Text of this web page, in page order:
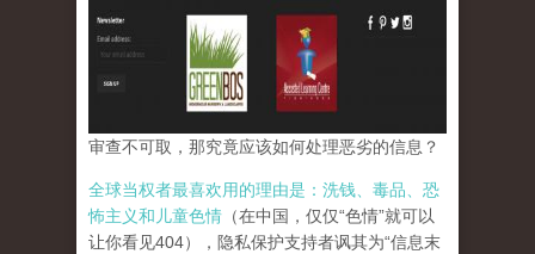
审查不可取，那究竟应该如何处理恶劣的信息？
全球当权者最喜欢用的理由是：洗钱、毒品、恐
怖主义和儿童色情 （在中国，仅仅“色情”就可以
让你看见404），隐私保护支持者讽其为“信息末